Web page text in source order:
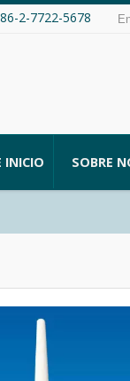
2-7722-5678
INICIO SOBRE